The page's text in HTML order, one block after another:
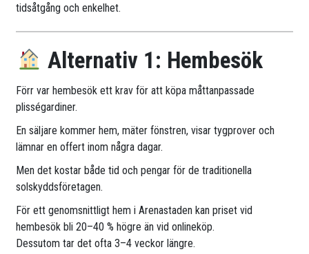
tidsåtgång och enkelhet.
Alternativ 1: Hembesök
Förr var hembesök ett krav för att köpa måttanpassade
plisségardiner.
En säljare kommer hem, mäter fönstren, visar tygprover och
lämnar en offert inom några dagar.
Men det kostar både tid och pengar för de traditionella
solskyddsföretagen.
För ett genomsnittligt hem i Arenastaden kan priset vid
hembesök bli 20–40 % högre än vid onlineköp.
Dessutom tar det ofta 3–4 veckor längre.